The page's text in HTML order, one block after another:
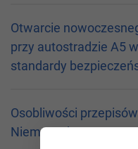
Otwarcie
przy autostradzie A5
standardy
Osobliwości
Niemczech